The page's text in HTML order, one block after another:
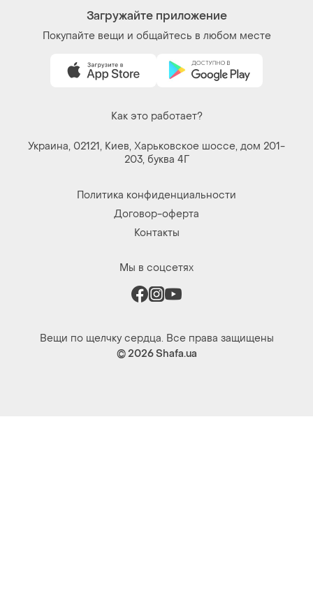
Загружайте приложение
Покупайте вещи и общайтесь в любом месте
Как это работает?
Украина, 02121, Киев, Харьковское шоссе, дом 201-
203, буква 4Г
Политика конфиденциальности
Договор-оферта
Контакты
Мы в соцсетях
Вещи по щелчку сердца. Все права защищены
© 2026Shafa.ua